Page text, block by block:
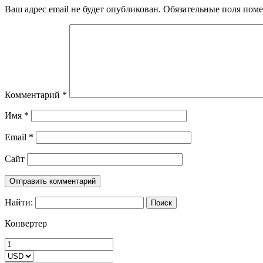
Ваш адрес email не будет опубликован. Обязательные поля
Комментарий *
Имя *
Email *
Сайт
Найти:
Конвертер